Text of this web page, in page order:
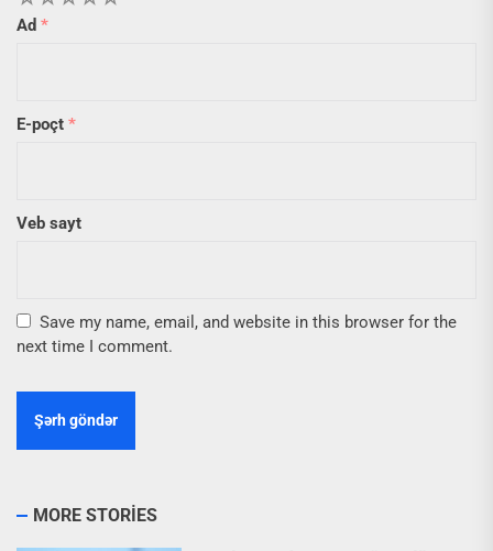
Ad *
E-poçt *
Veb sayt
Save my name, email, and website in this browser for the
next time I comment.
MORE STORIES